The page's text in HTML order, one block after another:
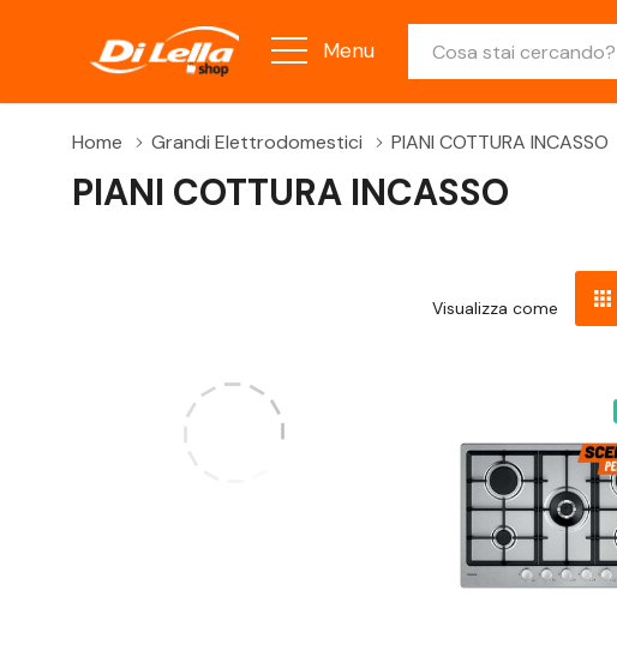
Menu
Home Grandi Elettrodomestici PIANI COTTURA INCASSO
PIANI COTTURA INCASSO
Visualizza come